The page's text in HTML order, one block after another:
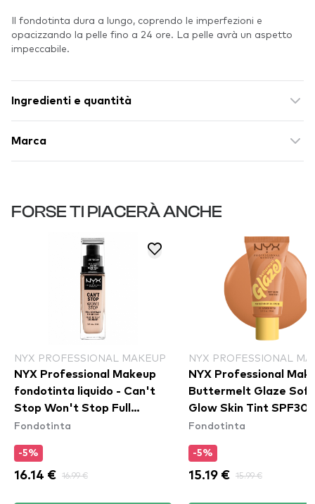
Il fondotinta dura a lungo, coprendo le imperfezioni e
opacizzando la pelle fino a 24 ore. La pelle avrà un aspetto
impeccabile.
Ingredienti e quantità
Marca
FORSE TI PIACERÀ ANCHE
NYX PROFESSIONAL MAKEUP
NYX Professional Makeup
fondotinta liquido - Can't
Stop Won't Stop Full
Coverage Foundation -
Fondotinta
-5%
16.14 € 16.99 €
NYX PROFESSIONAL
NYX Professional
Buttermelt Glaze Soft
Glow Skin Tint SPF30
Cashew Butta
Fondotinta
-5%
15.19 € 15.99 €